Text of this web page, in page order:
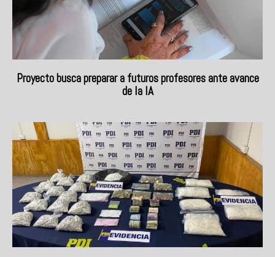
Proyecto busca preparar a futuros profesores ante avance
de la IA